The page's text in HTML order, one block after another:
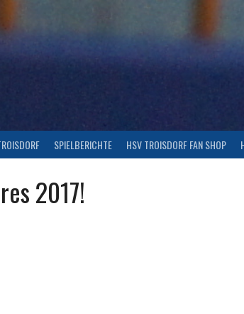
SPIELBERICHTE HSV TROISDORF FAN SHOP
2017!